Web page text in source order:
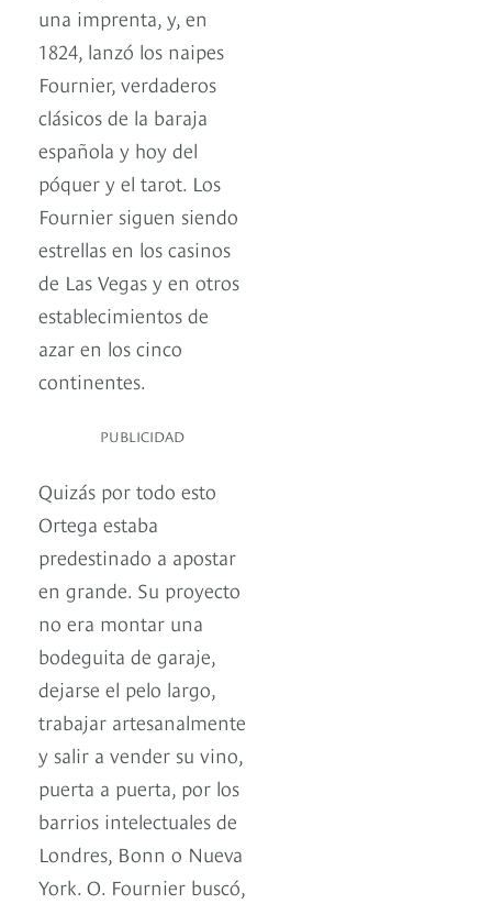
una imprenta, y, en
1824, lanzó los naipes
Fournier, verdaderos
clásicos de la baraja
española y hoy del
póquer y el tarot. Los
Fournier siguen siendo
estrellas en los casinos
de Las Vegas y en otros
establecimientos de
azar en los cinco
continentes.
PUBLICIDAD
Quizás por todo esto
Ortega estaba
predestinado a apostar
en grande. Su proyecto
no era montar una
bodeguita de garaje,
dejarse el pelo largo,
trabajar artesanalmente
y salir a vender su vino,
puerta a puerta, por los
barrios intelectuales de
Londres, Bonn o Nueva
York. O. Fournier buscó,